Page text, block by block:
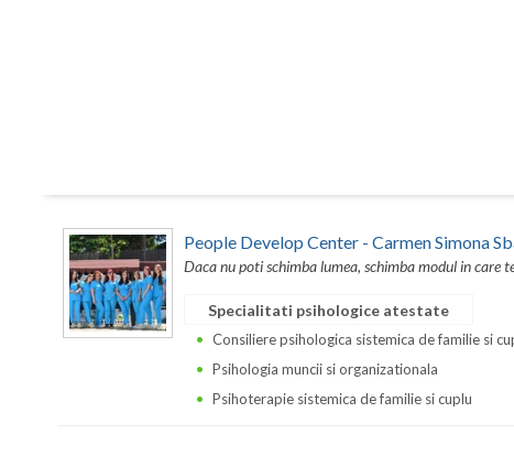
People Develop Center - Carmen Simona
Daca nu poti schimba lumea, schimba modul in care
Specialitati psihologice atestate
Consiliere psihologica sistemica de familie si
Psihologia muncii si organizationala
Psihoterapie sistemica de familie si cuplu